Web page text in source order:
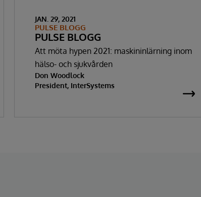
JAN. 29, 2021
PULSE BLOGG
PULSE BLOGG
Att möta hypen 2021: maskininlärning inom
hälso- och sjukvården
Don Woodlock
President, InterSystems